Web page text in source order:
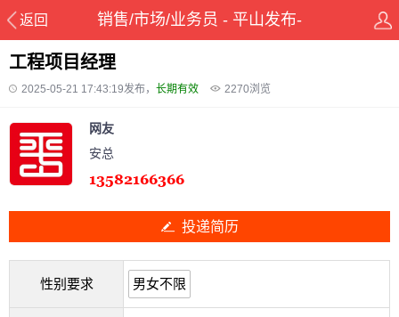
返回 销售/市场/业务员 - 平山发布-
工程项目经理
2025-05-21 17:43:19发布， 长期有效 2270浏览
网友
安总
投递简历
性别要求 男女不限